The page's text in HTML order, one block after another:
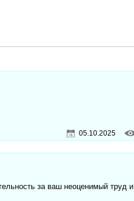
05.10.2025
за ваш неоценимый труд и